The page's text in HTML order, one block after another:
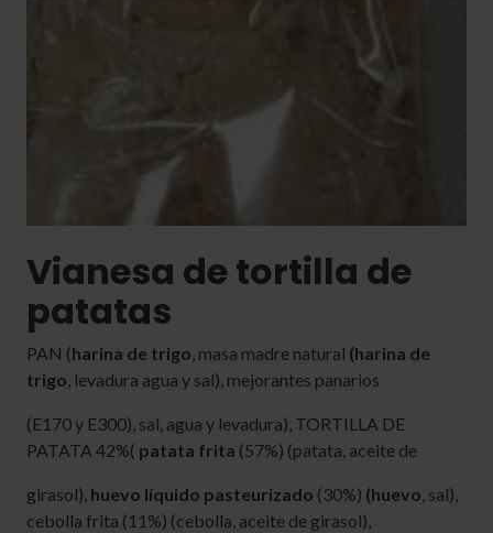
Vianesa de tortilla de
patatas
PAN (harina de trigo, masa madre natural (harina de
trigo, levadura agua y sal), mejorantes panarios
(E170 y E300), sal, agua y levadura), TORTILLA DE
PATATA 42%( patata frita (57%) (patata, aceite de
girasol), huevo líquido pasteurizado (30%) (huevo, sal),
cebolla frita (11%) (cebolla, aceite de girasol),